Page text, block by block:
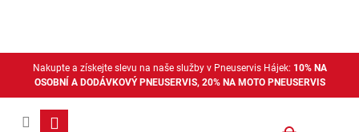
Nakupte a získejte slevu na naše služby v Pneuservis Hájek: 10% NA
OSOBNÍ A DODÁVKOVÝ PNEUSERVIS, 20% NA MOTO PNEUSERVIS